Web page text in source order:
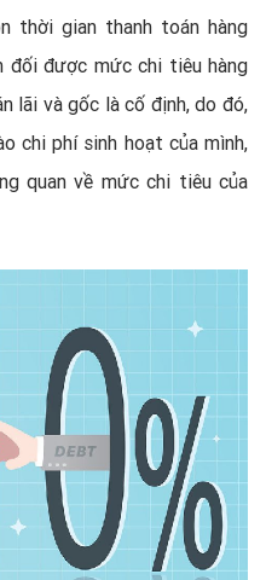
thời gian thanh toán hàng
đối được mức chi tiêu hàng
lãi và gốc là cố định, do đó,
chi phí sinh hoạt của mình,
quan về mức chi tiêu của